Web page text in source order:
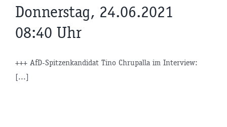
Donnerstag, 24.06.2021
08:40 Uhr
+++ AfD-Spitzenkandidat Tino Chrupalla im Interview:
[...]